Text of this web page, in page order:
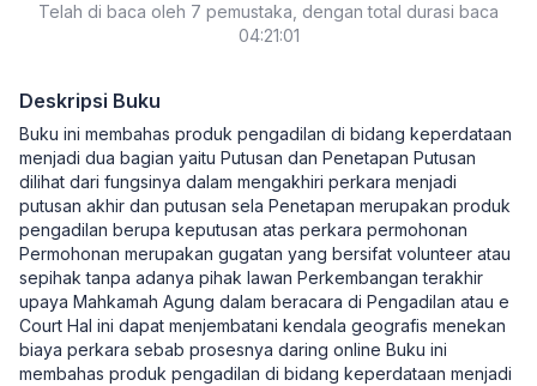
Telah di baca oleh 7 pemustaka, dengan total durasi baca
04:21:01
Deskripsi Buku
Buku ini membahas produk pengadilan di bidang keperdataan
menjadi dua bagian yaitu Putusan dan Penetapan Putusan
dilihat dari fungsinya dalam mengakhiri perkara menjadi
putusan akhir dan putusan sela Penetapan merupakan produk
pengadilan berupa keputusan atas perkara permohonan
Permohonan merupakan gugatan yang bersifat volunteer atau
sepihak tanpa adanya pihak lawan Perkembangan terakhir
upaya Mahkamah Agung dalam beracara di Pengadilan atau e
Court Hal ini dapat menjembatani kendala geografis menekan
biaya perkara sebab prosesnya daring online Buku ini
membahas produk pengadilan di bidang keperdataan menjadi